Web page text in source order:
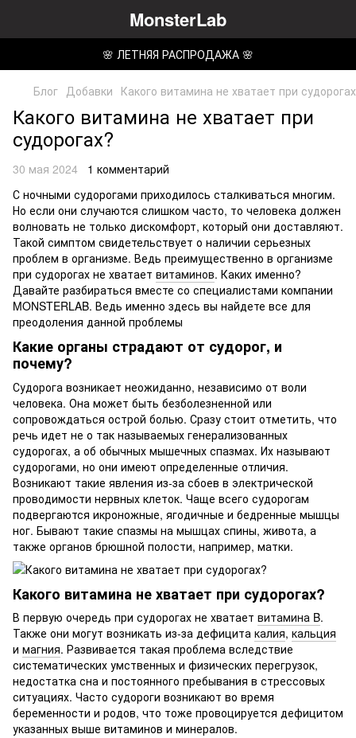
MonsterLab
🌸 ЛЕТНЯЯ РАСПРОДАЖА 🌸
Блог Добавки Какого витамина не хватает при
Какого витамина не хватает при
судорогах?
30 мая 2024
1 комментарий
С ночными судорогами приходилось сталкиваться многим.
Но если они случаются слишком часто, то человека должен
волновать не только дискомфорт, который они доставляют.
Такой симптом свидетельствует о наличии серьезных
проблем в организме. Ведь преимущественно в организме
при судорогах не хватает витаминов. Каких именно?
Давайте разбираться вместе со специалистами компании
MONSTERLAB. Ведь именно здесь вы найдете все для
преодоления данной проблемы
Какие органы страдают от судорог, и
почему?
Судорога возникает неожиданно, независимо от воли
человека. Она может быть безболезненной или
сопровождаться острой болью. Сразу стоит отметить, что
речь идет не о так называемых генерализованных
судорогах, а об обычных мышечных спазмах. Их называют
судорогами, но они имеют определенные отличия.
Возникают такие явления из-за сбоев в электрической
проводимости нервных клеток. Чаще всего судорогам
подвергаются икроножные, ягодичные и бедренные мышцы
ног. Бывают такие спазмы на мышцах спины, живота, а
также органов брюшной полости, например, матки.
Какого витамина не хватает при судорогах?
В первую очередь при судорогах не хватает витамина B.
Также они могут возникать из-за дефицита калия, кальция
и магния. Развивается такая проблема вследствие
систематических умственных и физических перегрузок,
недостатка сна и постоянного пребывания в стрессовых
ситуациях. Часто судороги возникают во время
беременности и родов, что тоже провоцируется дефицитом
указанных выше витаминов и минералов.